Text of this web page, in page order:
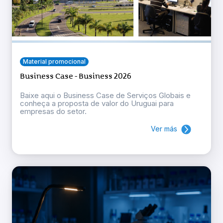
Material promocional
Business Case - Business 2026
Baixe aqui o Business Case de Serviços Globais e
conheça a proposta de valor do Uruguai para
empresas do setor.
Ver más